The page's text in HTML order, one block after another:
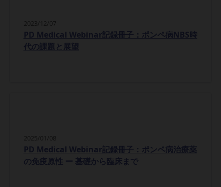
PD Medical Webinar記録冊子：ポンペ病NBS時
代の課題と展望
PD Medical Webinar記録冊子：ポンペ病治療薬
の免疫原性 ー 基礎から臨床まで